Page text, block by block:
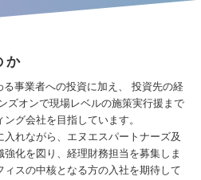
か
事業者への投資に加え、 投資先の経
ズオンで現場レベルの施策実行援まで
グ会社を目指しています。
れながら、エヌエスパートナーズ及
化を図り、経理財務担当を募集しま
スの中核となる方の入社を期待して